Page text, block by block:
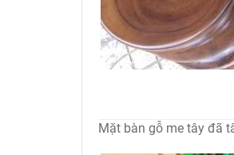
Mặt bàn gỗ me tây đã